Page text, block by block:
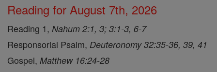
Reading for August 7th, 2026
Reading 1, Nahum 2:1, 3; 3:1-3, 6-7
Responsorial Psalm, Deuteronomy 32:35-36, 39, 41
Gospel, Matthew 16:24-28